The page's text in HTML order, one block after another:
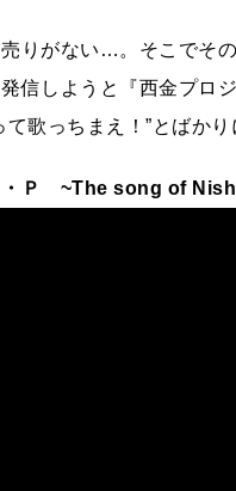
りがない…。そこでそ
信しようと『西金プロ
て歌っちまえ！”とばか
・Ｐ ~The song of